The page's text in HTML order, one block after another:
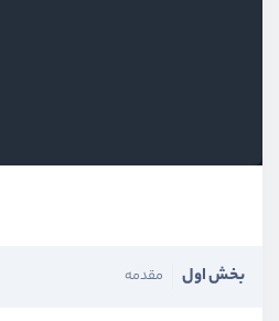
بخش اول مقدمه